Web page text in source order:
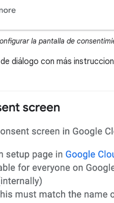
la pantalla de
diálogo con más